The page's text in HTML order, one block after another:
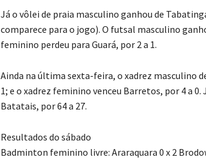
Já o vôlei de praia masculino ganhou de
comparece para o jogo). O futsal masculino
feminino perdeu para Guará, por 2 a 1.
Ainda na última sexta-feira, o xadrez masculino
1; e o xadrez feminino venceu Barretos, por 4 a
Batatais, por 64 a 27.
Resultados do sábado
Badminton feminino livre: Araraquara 0 x 2